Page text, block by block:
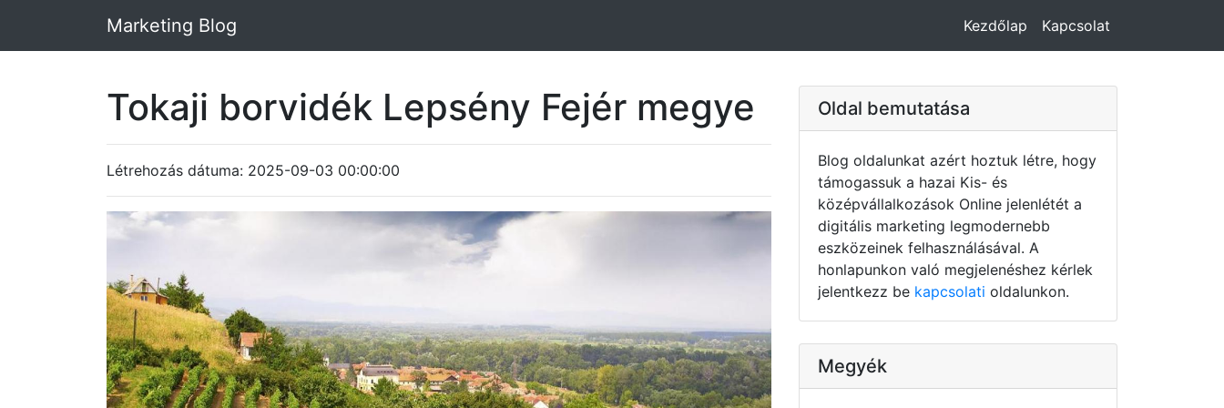
Marketing Blog Kezdőlap Kapcsolat
Tokaji borvidék Lepsény Fejér megye
Létrehozás dátuma: 2025-09-03 00:00:00
Oldal bemutatása
Blog oldalunkat azért hoztuk létre, hogy
támogassuk a hazai Kis- és
középvállalkozások Online jelenlétét a
digitális marketing legmodernebb
eszközeinek felhasználásával. A
honlapunkon való megjelenéshez kérlek
jelentkezz be kapcsolati oldalunkon.
Megyék